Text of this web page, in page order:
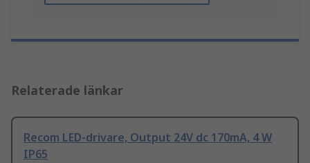
Relaterade länkar
Recom LED-drivare, Output 24V dc 170mA, 4 W
IP65